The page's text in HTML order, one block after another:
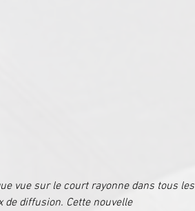
vue sur le court rayonne dans tous les
de diffusion. Cette nouvelle